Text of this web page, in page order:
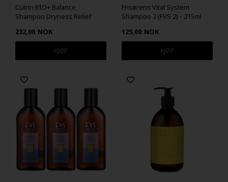
Cutrin BIO+ Balance
Shampoo Dryness Relief
232,00 NOK
Frisørens Vital System
Shampoo 2 (FVS 2) - 215ml
125,00 NOK